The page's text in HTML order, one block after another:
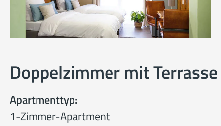
Doppelzimmer mit Terrasse
Apartmenttyp:
1-Zimmer-Apartment